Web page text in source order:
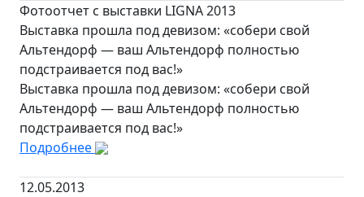
Фотоотчет с выставки LIGNA 2013
Выставка прошла под девизом: «собери свой
Альтендорф — ваш Альтендорф полностью
подстраивается под вас!»
Выставка прошла под девизом: «собери свой
Альтендорф — ваш Альтендорф полностью
подстраивается под вас!»
Подробнее
12.05.2013